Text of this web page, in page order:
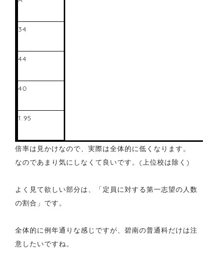
34
44
40
1.95
倍率は見かけなので、実際は全体的に低くなります。
なのであまり気にしなくて良いです。(上位校は除く)
よく見て欲しい部分は、「定員に対する第一志望の人数
の割合」です。
全体的に例年通りな感じですが、碧南の普通科だけは注
意したいですね。